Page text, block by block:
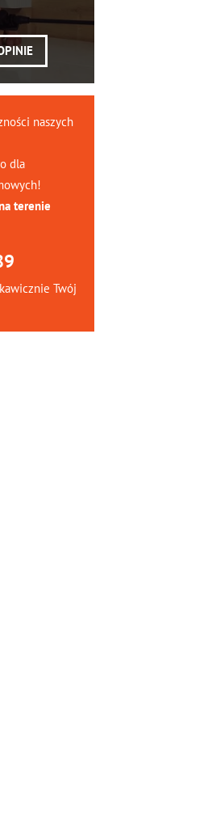
naszych
dla
terenie
Twój